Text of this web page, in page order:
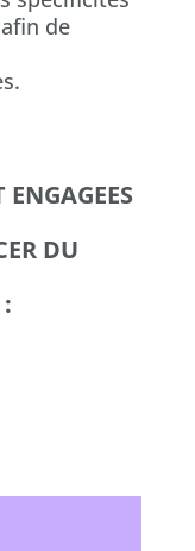
de
ENGAGEES
DU